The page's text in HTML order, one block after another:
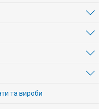
та вироби